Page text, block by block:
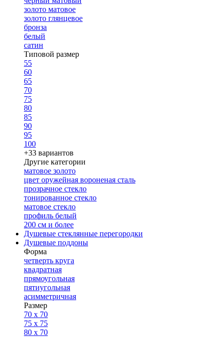
золото матовое
золото глянцевое
бронза
белый
сатин
Типовой размер
55
60
65
70
75
80
85
90
95
100
+33 вариантов
Другие категории
матовое золото
цвет оружейная вороненая сталь
прозрачное стекло
тонированное стекло
матовое стекло
профиль белый
200 см и более
Душевые стеклянные перегородки
Душевые поддоны
Форма
четверть круга
квадратная
прямоугольная
пятиугольная
асимметричная
Размер
70 x 70
75 x 75
80 x 70